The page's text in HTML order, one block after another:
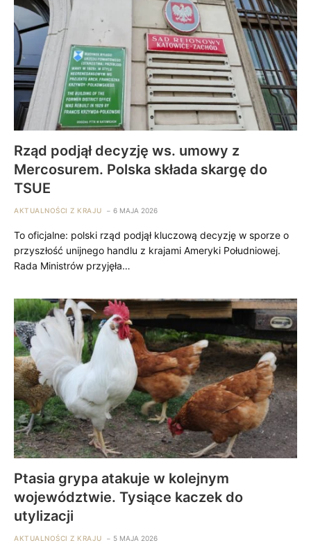
Rząd podjął decyzję ws. umowy z
Mercosurem. Polska składa skargę do
TSUE
AKTUALNOŚCI Z KRAJU 6 MAJA 2026
To oficjalne: polski rząd podjął kluczową decyzję w sporze o
przyszłość unijnego handlu z krajami Ameryki Południowej.
Rada Ministrów przyjęła…
Ptasia grypa atakuje w kolejnym
województwie. Tysiące kaczek do
utylizacji
AKTUALNOŚCI Z KRAJU 5 MAJA 2026